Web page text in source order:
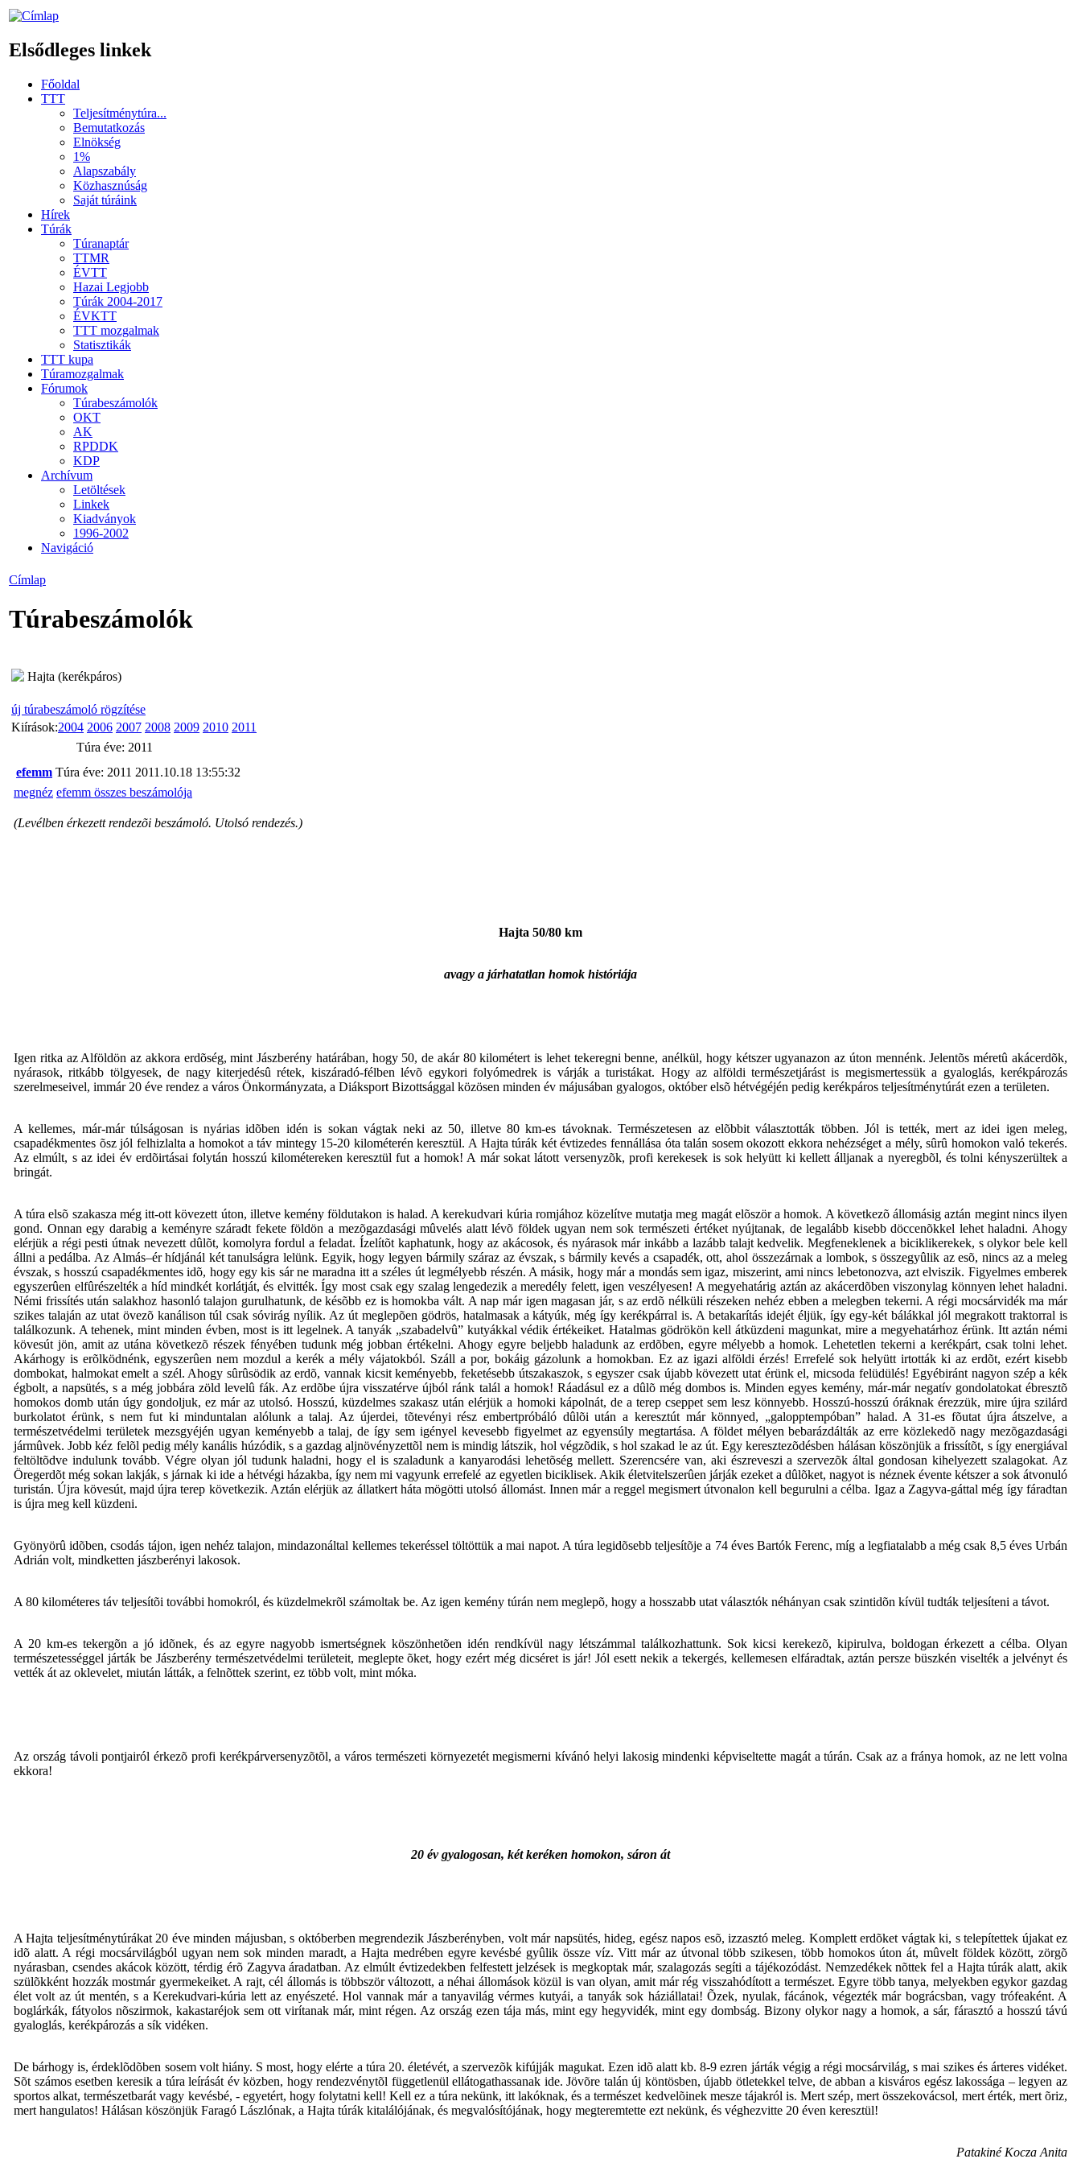
Elsődleges linkek
Főoldal
TTT
Teljesítménytúra...
Bemutatkozás
Elnökség
1%
Alapszabály
Közhasznúság
Saját túráink
Hírek
Túrák
Túranaptár
TTMR
ÉVTT
Hazai Legjobb
Túrák 2004-2017
ÉVKTT
TTT mozgalmak
Statisztikák
TTT kupa
Túramozgalmak
Fórumok
Túrabeszámolók
OKT
AK
RPDDK
KDP
Archívum
Letöltések
Linkek
Kiadványok
1996-2002
Navigáció
Címlap
Túrabeszámolók
Hajta (kerékpáros)
új túrabeszámoló rögzítése
Kiírások:2004 2006 2007 2008 2009 2010 2011
Túra éve: 2011
efemm Túra éve: 2011 2011.10.18 13:55:32
megnéz efemm összes beszámolója
(Levélben érkezett rendezõi beszámoló. Utolsó rendezés.)
Hajta 50/80 km
avagy a járhatatlan homok históriája
Igen ritka az Alföldön az akkora erdõség, mint Jászberény határában, hogy 50, de akár 80 kilométert is lehet tekeregni benne, anélkül, hogy kétszer ugyanazon az úton mennénk. Jelentõs méretû akácerdõk,
nyárasok, ritkább tölgyesek, de nagy kiterjedésû rétek, kiszáradó-félben lévõ egykori folyómedrek is várják a turistákat. Hogy az alföldi természetjárást is megismertessük a gyaloglás, kerékpározás
szerelmeseivel, immár 20 éve rendez a város Önkormányzata, a Diáksport Bizottsággal közösen minden év májusában gyalogos, október elsõ hétvégéjén pedig kerékpáros teljesítménytúrát ezen a területen.
A kellemes, már-már túlságosan is nyárias idõben idén is sokan vágtak neki az 50, illetve 80 km-es távoknak. Természetesen az elõbbit választották többen. Jól is tették, mert az idei igen meleg,
csapadékmentes õsz jól felhizlalta a homokot a táv mintegy 15-20 kilométerén keresztül. A Hajta túrák két évtizedes fennállása óta talán sosem okozott ekkora nehézséget a mély, sûrû homokon való tekerés.
Az elmúlt, s az idei év erdõirtásai folytán hosszú kilométereken keresztül fut a homok! A már sokat látott versenyzõk, profi kerekesek is sok helyütt ki kellett álljanak a nyeregbõl, és tolni kényszerültek a
bringát.
A túra elsõ szakasza még itt-ott kövezett úton, illetve kemény földutakon is halad. A kerekudvari kúria romjához közelítve mutatja meg magát elõször a homok. A következõ állomásig aztán megint nincs ilyen
gond. Onnan egy darabig a keményre száradt fekete földön a mezõgazdasági mûvelés alatt lévõ földek ugyan nem sok természeti értéket nyújtanak, de legalább kisebb döccenõkkel lehet haladni. Ahogy
elérjük a régi pesti útnak nevezett dûlõt, komolyra fordul a feladat. Ízelítõt kaphatunk, hogy az akácosok, és nyárasok már inkább a lazább talajt kedvelik. Megfeneklenek a biciklikerekek, s olykor bele kell
állni a pedálba. Az Almás–ér hídjánál két tanulságra lelünk. Egyik, hogy legyen bármily száraz az évszak, s bármily kevés a csapadék, ott, ahol összezárnak a lombok, s összegyûlik az esõ, nincs az a meleg
évszak, s hosszú csapadékmentes idõ, hogy egy kis sár ne maradna itt a széles út legmélyebb részén. A másik, hogy már a mondás sem igaz, miszerint, ami nincs lebetonozva, azt elviszik. Figyelmes emberek
egyszerûen elfûrészelték a híd mindkét korlátját, és elvitték. Így most csak egy szalag lengedezik a meredély felett, igen veszélyesen! A megyehatárig aztán az akácerdõben viszonylag könnyen lehet haladni.
Némi frissítés után salakhoz hasonló talajon gurulhatunk, de késõbb ez is homokba vált. A nap már igen magasan jár, s az erdõ nélküli részeken nehéz ebben a melegben tekerni. A régi mocsárvidék ma már
szikes talaján az utat övezõ kanálison túl csak sóvirág nyílik. Az út meglepõen gödrös, hatalmasak a kátyúk, még így kerékpárral is. A betakarítás idejét éljük, így egy-két bálákkal jól megrakott traktorral is
találkozunk. A tehenek, mint minden évben, most is itt legelnek. A tanyák „szabadelvû” kutyákkal védik értékeiket. Hatalmas gödrökön kell átküzdeni magunkat, mire a megyehatárhoz érünk. Itt aztán némi
kövesút jön, amit az utána következõ részek fényében tudunk még jobban értékelni. Ahogy egyre beljebb haladunk az erdõben, egyre mélyebb a homok. Lehetetlen tekerni a kerékpárt, csak tolni lehet.
Akárhogy is erõlködnénk, egyszerûen nem mozdul a kerék a mély vájatokból. Száll a por, bokáig gázolunk a homokban. Ez az igazi alföldi érzés! Errefelé sok helyütt irtották ki az erdõt, ezért kisebb
dombokat, halmokat emelt a szél. Ahogy sûrûsödik az erdõ, vannak kicsit keményebb, feketésebb útszakaszok, s egyszer csak újabb kövezett utat érünk el, micsoda felüdülés! Egyébiránt nagyon szép a kék
égbolt, a napsütés, s a még jobbára zöld levelû fák. Az erdõbe újra visszatérve újból ránk talál a homok! Ráadásul ez a dûlõ még dombos is. Minden egyes kemény, már-már negatív gondolatokat ébresztõ
homokos domb után úgy gondoljuk, ez már az utolsó. Hosszú, küzdelmes szakasz után elérjük a homoki kápolnát, de a terep cseppet sem lesz könnyebb. Hosszú-hosszú óráknak érezzük, mire újra szilárd
burkolatot érünk, s nem fut ki minduntalan alólunk a talaj. Az újerdei, tõtevényi rész embertpróbáló dûlõi után a keresztút már könnyed, „galopptempóban” halad. A 31-es fõutat újra átszelve, a
természetvédelmi területek mezsgyéjén ugyan keményebb a talaj, de így sem igényel kevesebb figyelmet az egyensúly megtartása. A földet mélyen bebarázdálták az erre közlekedõ nagy mezõgazdasági
jármûvek. Jobb kéz felõl pedig mély kanális húzódik, s a gazdag aljnövényzettõl nem is mindig látszik, hol végzõdik, s hol szakad le az út. Egy keresztezõdésben hálásan köszönjük a frissítõt, s így energiával
feltöltõdve indulunk tovább. Végre olyan jól tudunk haladni, hogy el is szaladunk a kanyarodási lehetõség mellett. Szerencsére van, aki észreveszi a szervezõk által gondosan kihelyezett szalagokat. Az
Öregerdõt még sokan lakják, s járnak ki ide a hétvégi házakba, így nem mi vagyunk errefelé az egyetlen biciklisek. Akik életvitelszerûen járják ezeket a dûlõket, nagyot is néznek évente kétszer a sok átvonuló
turistán. Újra kövesút, majd újra terep következik. Aztán elérjük az állatkert háta mögötti utolsó állomást. Innen már a reggel megismert útvonalon kell begurulni a célba. Igaz a Zagyva-gáttal még így fáradtan
is újra meg kell küzdeni.
Gyönyörû idõben, csodás tájon, igen nehéz talajon, mindazonáltal kellemes tekeréssel töltöttük a mai napot. A túra legidõsebb teljesítõje a 74 éves Bartók Ferenc, míg a legfiatalabb a még csak 8,5 éves Urbán
Adrián volt, mindketten jászberényi lakosok.
A 80 kilométeres táv teljesítõi további homokról, és küzdelmekrõl számoltak be. Az igen kemény túrán nem meglepõ, hogy a hosszabb utat választók néhányan csak szintidõn kívül tudták teljesíteni a távot.
A 20 km-es tekergõn a jó idõnek, és az egyre nagyobb ismertségnek köszönhetõen idén rendkívül nagy létszámmal találkozhattunk. Sok kicsi kerekezõ, kipirulva, boldogan érkezett a célba. Olyan
természetességgel járták be Jászberény természetvédelmi területeit, meglepte õket, hogy ezért még dicséret is jár! Jól esett nekik a tekergés, kellemesen elfáradtak, aztán persze büszkén viselték a jelvényt és
vették át az oklevelet, miután látták, a felnõttek szerint, ez több volt, mint móka.
Az ország távoli pontjairól érkezõ profi kerékpárversenyzõtõl, a város természeti környezetét megismerni kívánó helyi lakosig mindenki képviseltette magát a túrán. Csak az a fránya homok, az ne lett volna
ekkora!
20 év gyalogosan, két keréken homokon, sáron át
A Hajta teljesítménytúrákat 20 éve minden májusban, s októberben megrendezik Jászberényben, volt már napsütés, hideg, egész napos esõ, izzasztó meleg. Komplett erdõket vágtak ki, s telepítettek újakat ez
idõ alatt. A régi mocsárvilágból ugyan nem sok minden maradt, a Hajta medrében egyre kevésbé gyûlik össze víz. Vitt már az útvonal több szikesen, több homokos úton át, mûvelt földek között, zörgõ
nyárasban, csendes akácok között, térdig érõ Zagyva áradatban. Az elmúlt évtizedekben felfestett jelzések is megkoptak már, szalagozás segíti a tájékozódást. Nemzedékek nõttek fel a Hajta túrák alatt, akik
szülõkként hozzák mostmár gyermekeiket. A rajt, cél állomás is többször változott, a néhai állomások közül is van olyan, amit már rég visszahódított a természet. Egyre több tanya, melyekben egykor gazdag
élet volt az út mentén, s a Kerekudvari-kúria lett az enyészeté. Hol vannak már a tanyavilág vérmes kutyái, a tanyák sok háziállatai! Õzek, nyulak, fácánok, végezték már bográcsban, vagy trófeaként. A
boglárkák, fátyolos nõszirmok, kakastaréjok sem ott virítanak már, mint régen. Az ország ezen tája más, mint egy hegyvidék, mint egy dombság. Bizony olykor nagy a homok, a sár, fárasztó a hosszú távú
gyaloglás, kerékpározás a sík vidéken.
De bárhogy is, érdeklõdõben sosem volt hiány. S most, hogy elérte a túra 20. életévét, a szervezõk kifújják magukat. Ezen idõ alatt kb. 8-9 ezren járták végig a régi mocsárvilág, s mai szikes és árteres vidéket.
Sõt számos esetben keresik a túra leírását év közben, hogy rendezvénytõl függetlenül ellátogathassanak ide. Jövõre talán új köntösben, újabb ötletekkel telve, de abban a kisváros egész lakossága – legyen az
sportos alkat, természetbarát vagy kevésbé, - egyetért, hogy folytatni kell! Kell ez a túra nekünk, itt lakóknak, és a természet kedvelõinek mesze tájakról is. Mert szép, mert összekovácsol, mert érték, mert õriz,
mert hangulatos! Hálásan köszönjük Faragó Lászlónak, a Hajta túrák kitalálójának, és megvalósítójának, hogy megteremtette ezt nekünk, és véghezvitte 20 éven keresztül!
Patakiné Kocza Anita